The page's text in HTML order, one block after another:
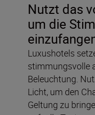
Nutzt das
um die
Luxushotels
stimmungsvolle
Beleuchtung.
Licht, um den
Geltung zu